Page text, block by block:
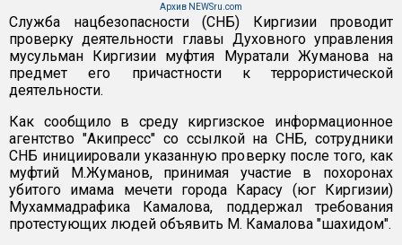
Архив NEWSru.com
Служба нацбезопасности (СНБ) Киргизии проводит
проверку деятельности главы Духовного управления
мусульман Киргизии муфтия Муратали Жуманова на
предмет его причастности к террористической
деятельности.
Как сообщило в среду киргизское информационное
агентство "Акипресс" со ссылкой на СНБ, сотрудники
СНБ инициировали указанную проверку после того, как
муфтий М.Жуманов, принимая участие в похоронах
убитого имама мечети города Карасу (юг Киргизии)
Мухаммадрафика Камалова, поддержал требования
протестующих людей объявить М. Камалова "шахидом".